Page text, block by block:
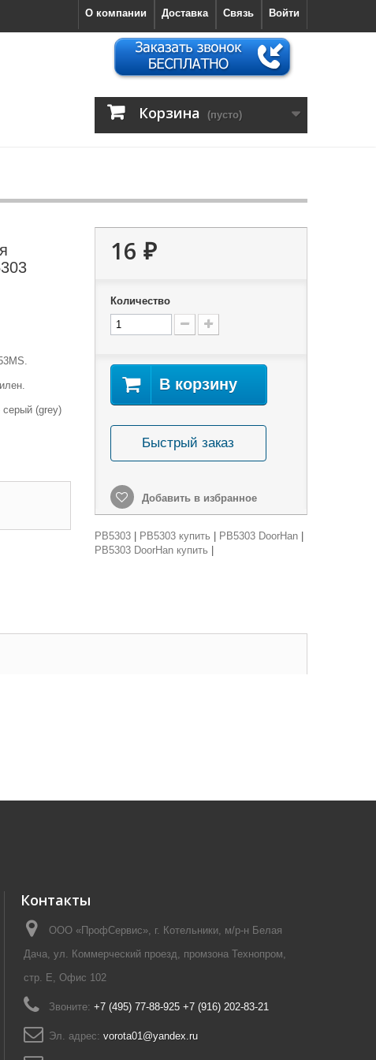
Войти
Связь
Доставка
О компании
Корзина (пусто)
(grey)
16 ₽
Количество
В корзину
Быстрый заказ
Добавить в избранное
PB5303| PB5303 купить PB5303 DoorHan|
PB5303 DoorHan купить
Контакты
ООО «ПрофСервис», г. Котельники, м/р-н Белая
Дача, ул. Коммерческий проезд, промзона Технопром,
стр. Е, Офис 102
Звоните: +7 (495) 77-88-925 +7 (916) 202-83-21
Эл. адрес: vorota01@yandex.ru